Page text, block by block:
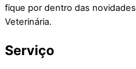
fique por dentro das
Veterinária.
Serviço